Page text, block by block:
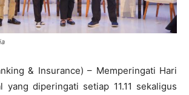
& Insurance) – Memperingati Hari
yang diperingati setiap 11.11 sekaligus